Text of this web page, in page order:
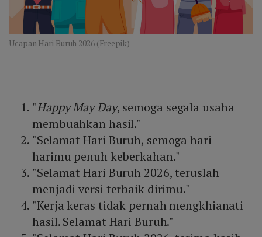
Ucapan Hari Buruh 2026 (Freepik)
"Happy May Day, semoga segala usaha
membuahkan hasil."
"Selamat Hari Buruh, semoga hari-
harimu penuh keberkahan."
"Selamat Hari Buruh 2026, teruslah
menjadi versi terbaik dirimu."
"Kerja keras tidak pernah mengkhianati
hasil. Selamat Hari Buruh."